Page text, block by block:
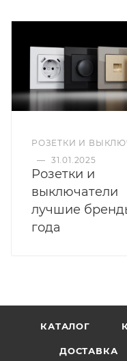
РОЗЕТКИ И
— 31.01.2025
Розетки и
выключатели
лучшие
года
КАТАЛОГ
ДОСТАВКА